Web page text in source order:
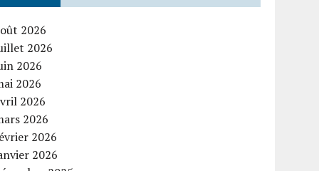
2026
2026
2026
2026
2026
2026
2026
2026